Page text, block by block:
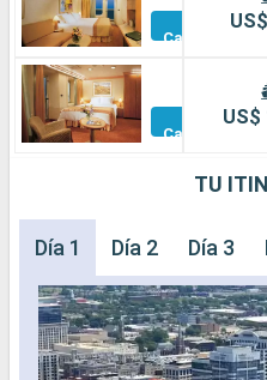
Camarotes
Otros
Camarotes
US$
TU
Día 1 Día 2 Día 3